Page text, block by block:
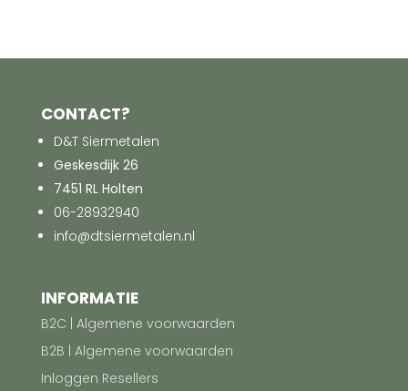
CONTACT?
D&T Siermetalen
Geskesdijk 26
7451 RL Holten
06-28932940
info@dtsiermetalen.nl
INFORMATIE
B2C | Algemene voorwaarden
B2B | Algemene voorwaarden
Inloggen Resellers